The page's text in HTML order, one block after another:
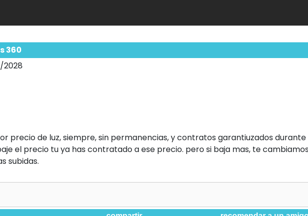
360
2028
precio de luz, siempre, sin permanencias, y contratos garantiuzados durante
el precio tu ya has contratado a ese precio. pero si baja mas, te
subidas.